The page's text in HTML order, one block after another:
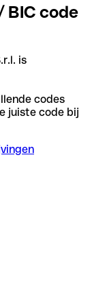
BIC code
is
codes
juiste code bij